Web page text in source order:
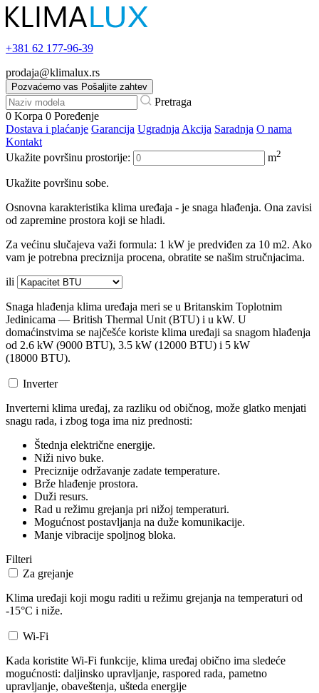
+381 62 177-96-39
prodaja@klimalux.rs
Pozvaćemo vas Pošaljite zahtev
Pretraga
0 Korpa 0 Poređenje
Dostava i plaćanje Garancija Ugradnja Akcija Saradnja O nama
Kontakt
Ukažite površinu prostorije:
m2
Ukažite površinu sobe.
Osnovna karakteristika klima uređaja - je snaga hlađenja. Ona zavisi
od zapremine prostora koji se hladi.
Za većinu slučajeva važi formula: 1 kW je predviđen za 10 m2. Ako
vam je potrebna preciznija procena, obratite se našim stručnjacima.
ili
Snaga hlađenja klima uređaja meri se u Britanskim Toplotnim
Jedinicama — British Thermal Unit (BTU) i u kW. U
domaćinstvima se najčešće koriste klima uređaji sa snagom hlađenja
od 2.6 kW (9000 BTU), 3.5 kW (12000 BTU) i 5 kW
(18000 BTU).
Inverter
Inverterni klima uređaj, za razliku od običnog, može glatko menjati
snagu rada, i zbog toga ima niz prednosti:
Štednja električne energije.
Niži nivo buke.
Preciznije održavanje zadate temperature.
Brže hlađenje prostora.
Duži resurs.
Rad u režimu grejanja pri nižoj temperaturi.
Mogućnost postavljanja na duže komunikacije.
Manje vibracije spoljnog bloka.
Filteri
Za grejanje
Klima uređaji koji mogu raditi u režimu grejanja na temperaturi od
-15°C i niže.
Wi-Fi
Kada koristite Wi-Fi funkcije, klima uređaj obično ima sledeće
mogućnosti: daljinsko upravljanje, raspored rada, pametno
upravljanje, obaveštenja, ušteda energije